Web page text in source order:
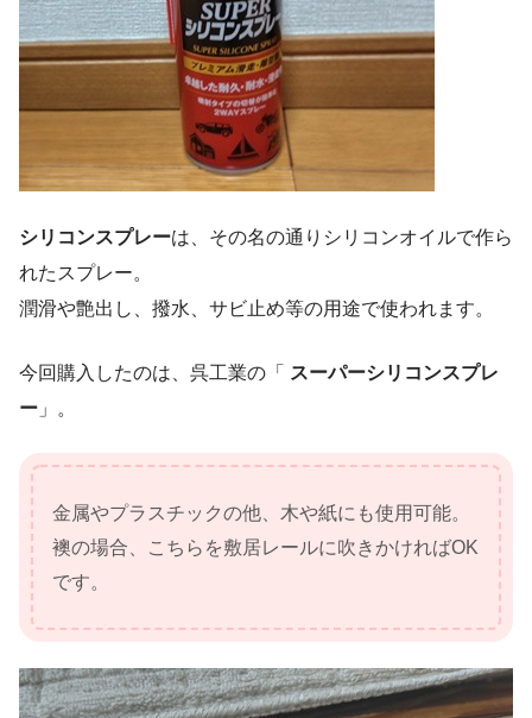
シリコンスプレーは、その名の通りシリコンオイルで作ら
れたスプレー。
潤滑や艶出し、撥水、サビ止め等の用途で使われます。
今回購入したのは、呉工業の「
スーパーシリコンスプレ
ー 」。
金属やプラスチックの他、木や紙にも使用可能。
襖の場合、こちらを敷居レールに吹きかければOK
です。